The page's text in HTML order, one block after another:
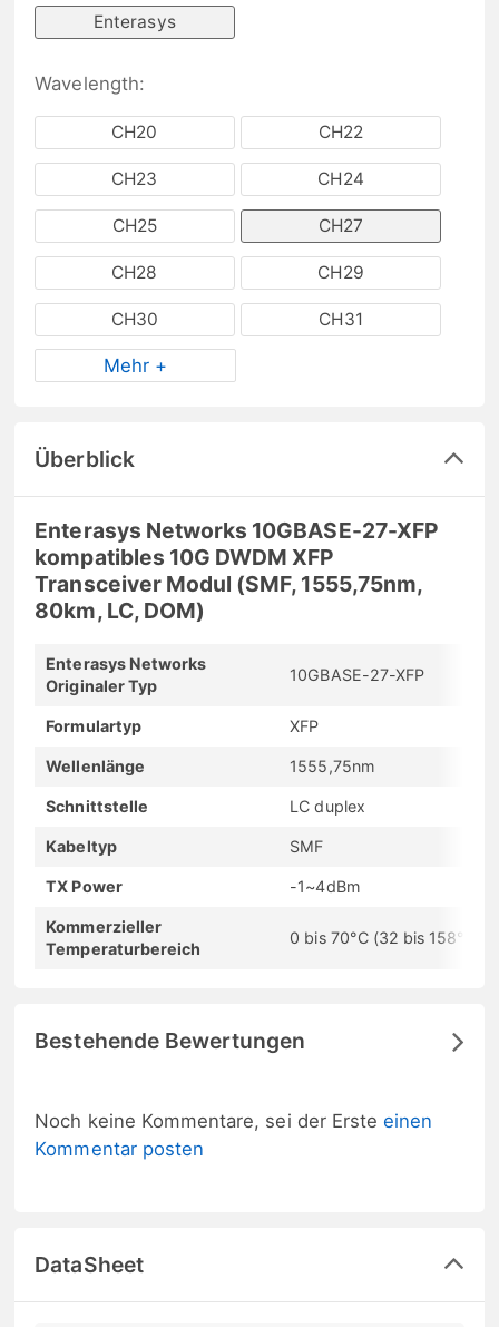
Enterasys
Wavelength:
CH20 CH22
CH23 CH24
CH25 CH27
CH28 CH29
CH30 CH31
Mehr +
Überblick
Enterasys Networks 10GBASE-27-XFP
kompatibles 10G DWDM XFP
Transceiver Modul (SMF, 1555,75nm,
80km, LC, DOM)
Enterasys Networks
Originaler Typ
10GBASE-27-XFP
Formulartyp XFP
Wellenlänge 1555,75nm
Schnittstelle LC duplex
Kabeltyp SMF
TX Power -1~4dBm
Kommerzieller
Temperaturbereich
0 bis 70°C (32 bis 158°F)
Bestehende Bewertungen
Noch keine Kommentare, sei der Ersteeinen
Kommentar posten
DataSheet